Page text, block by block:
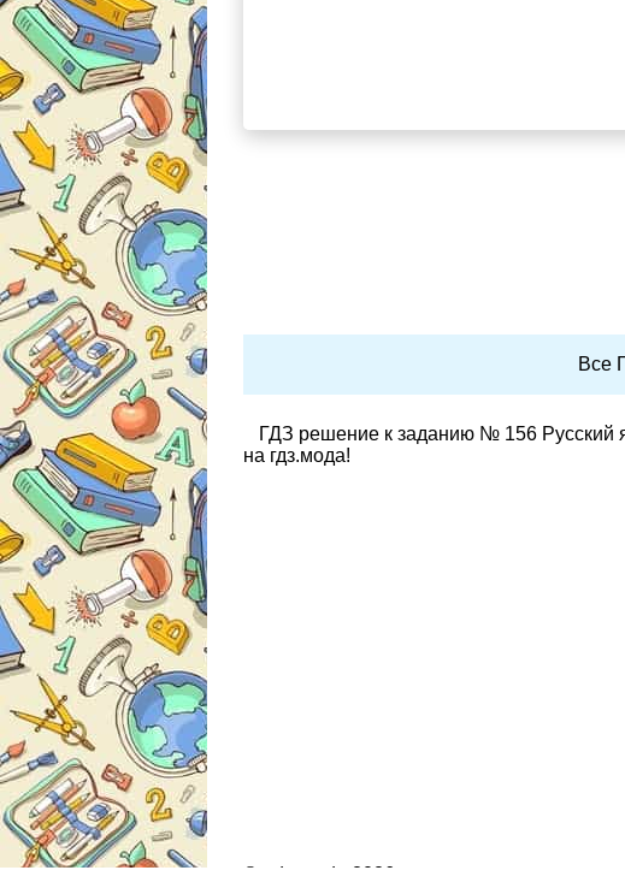
Все
ГДЗ решение к заданию № 156 Русский
на гдз.мода!
© gdz.moda 2026